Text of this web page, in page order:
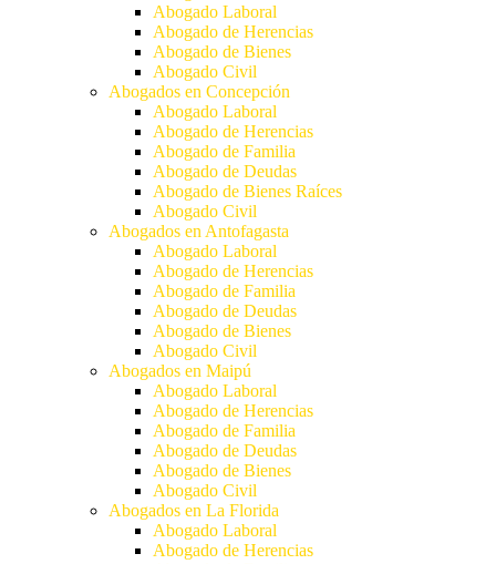
Abogado Laboral
Abogado de Herencias
Abogado de Bienes
Abogado Civil
Abogados en Concepción
Abogado Laboral
Abogado de Herencias
Abogado de Familia
Abogado de Deudas
Abogado de Bienes Raíces
Abogado Civil
Abogados en Antofagasta
Abogado Laboral
Abogado de Herencias
Abogado de Familia
Abogado de Deudas
Abogado de Bienes
Abogado Civil
Abogados en Maipú
Abogado Laboral
Abogado de Herencias
Abogado de Familia
Abogado de Deudas
Abogado de Bienes
Abogado Civil
Abogados en La Florida
Abogado Laboral
Abogado de Herencias